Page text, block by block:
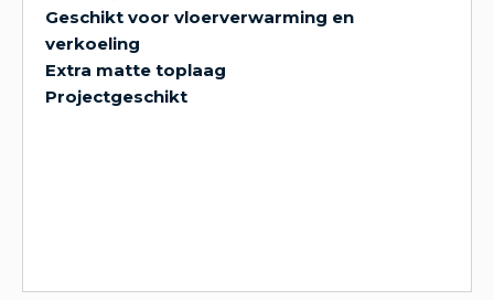
Geschikt voor vloerverwarming en
verkoeling
Extra matte toplaag
Projectgeschikt